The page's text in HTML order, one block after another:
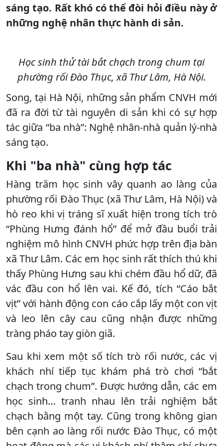
sáng tạo. Rất khó có thể đòi hỏi điều này ở
những nghệ nhân thực hành di sản.
Học sinh thử tài bắt chạch trong chum tại
phường rối Đào Thục, xã Thư Lâm, Hà Nội.
Song, tại Hà Nội, những sản phẩm CNVH mới
đã ra đời từ tài nguyên di sản khi có sự hợp
tác giữa “ba nhà”: Nghệ nhân-nhà quản lý-nhà
sáng tạo.
Khi "ba nhà" cùng hợp tác
Hàng trăm học sinh vây quanh ao làng của
phường rối Đào Thục (xã Thư Lâm, Hà Nội) và
hò reo khi vị tráng sĩ xuất hiện trong tích trò
“Phùng Hưng đánh hổ” để mở đầu buổi trải
nghiệm mô hình CNVH phức hợp trên địa bàn
xã Thư Lâm. Các em học sinh rất thích thú khi
thấy Phùng Hưng sau khi chém đầu hổ dữ, đã
vác đầu con hổ lên vai. Kế đó, tích “Cáo bắt
vịt” với hành động con cáo cắp lấy một con vịt
và leo lên cây cau cũng nhận được những
tràng pháo tay giòn giã.
Sau khi xem một số tích trò rối nước, các vị
khách nhí tiếp tục khám phá trò chơi “bắt
chạch trong chum”. Được hướng dẫn, các em
học sinh… tranh nhau lên trải nghiệm bắt
chạch bằng một tay. Cũng trong không gian
bên cạnh ao làng rối nước Đào Thục, có một